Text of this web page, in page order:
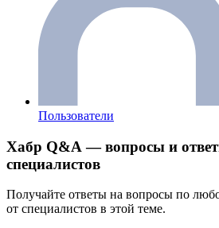
Пользователи
Хабр Q&A — вопросы и
специалистов
Получайте ответы на вопросы по
от специалистов в этой теме.